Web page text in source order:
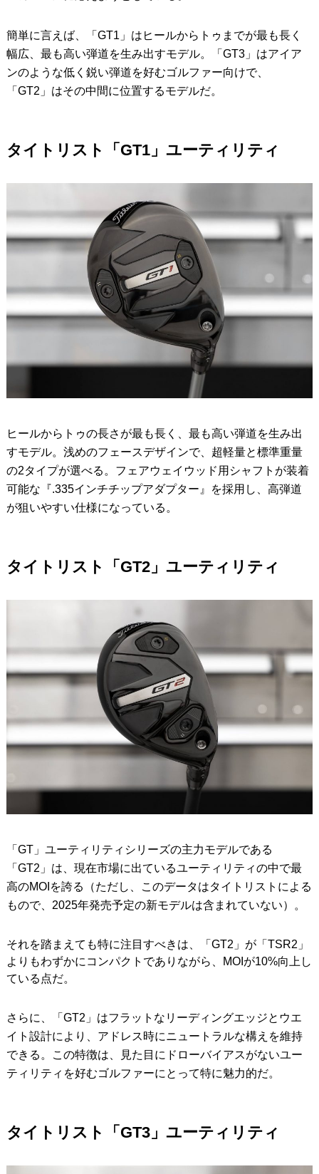
簡単に言えば、「GT1」はヒールからトゥまでが最も長く
幅広、最も高い弾道を生み出すモデル。「GT3」はアイア
ンのような低く鋭い弾道を好むゴルファー向けで、
「GT2」はその中間に位置するモデルだ。
タイトリスト「GT1」ユーティリティ
ヒールからトゥの長さが最も長く、最も高い弾道を生み出
すモデル。浅めのフェースデザインで、超軽量と標準重量
の2タイプが選べる。フェアウェイウッド用シャフトが装着
可能な『.335インチチップアダプター』を採用し、高弾道
が狙いやすい仕様になっている。
タイトリスト「GT2」ユーティリティ
「GT」ユーティリティシリーズの主力モデルである
「GT2」は、現在市場に出ているユーティリティの中で最
高のMOIを誇る（ただし、このデータはタイトリストによる
もので、2025年発売予定の新モデルは含まれていない）。
それを踏まえても特に注目すべきは、「GT2」が「TSR2」
よりもわずかにコンパクトでありながら、MOIが10%向上し
ている点だ。
さらに、「GT2」はフラットなリーディングエッジとウエ
イト設計により、アドレス時にニュートラルな構えを維持
できる。この特徴は、見た目にドローバイアスがないユー
ティリティを好むゴルファーにとって特に魅力的だ。
タイトリスト「GT3」ユーティリティ